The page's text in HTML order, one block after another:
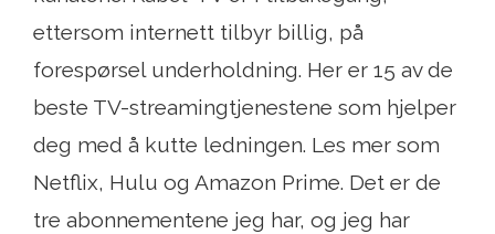
ettersom internett tilbyr billig, på
forespørsel underholdning. Her er 15 av de
beste TV-streamingtjenestene som hjelper
deg med å kutte ledningen. Les mer som
Netflix, Hulu og Amazon Prime. Det er de
tre abonnementene jeg har, og jeg har